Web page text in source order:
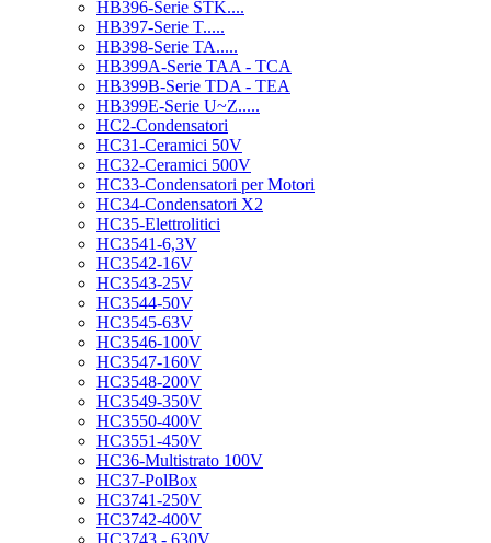
HB396-Serie STK....
HB397-Serie T.....
HB398-Serie TA.....
HB399A-Serie TAA - TCA
HB399B-Serie TDA - TEA
HB399E-Serie U~Z.....
HC2-Condensatori
HC31-Ceramici 50V
HC32-Ceramici 500V
HC33-Condensatori per Motori
HC34-Condensatori X2
HC35-Elettrolitici
HC3541-6,3V
HC3542-16V
HC3543-25V
HC3544-50V
HC3545-63V
HC3546-100V
HC3547-160V
HC3548-200V
HC3549-350V
HC3550-400V
HC3551-450V
HC36-Multistrato 100V
HC37-PolBox
HC3741-250V
HC3742-400V
HC3743 - 630V